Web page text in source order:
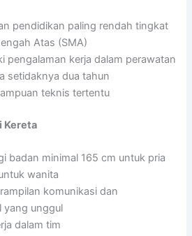
pendidikan paling rendah tingkat
Atas (SMA)
pengalaman kerja dalam perawatan
setidaknya dua tahun
teknis tertentu
Kereta
badan minimal 165 cm untuk pria
wanita
komunikasi dan
yang unggul
dalam tim